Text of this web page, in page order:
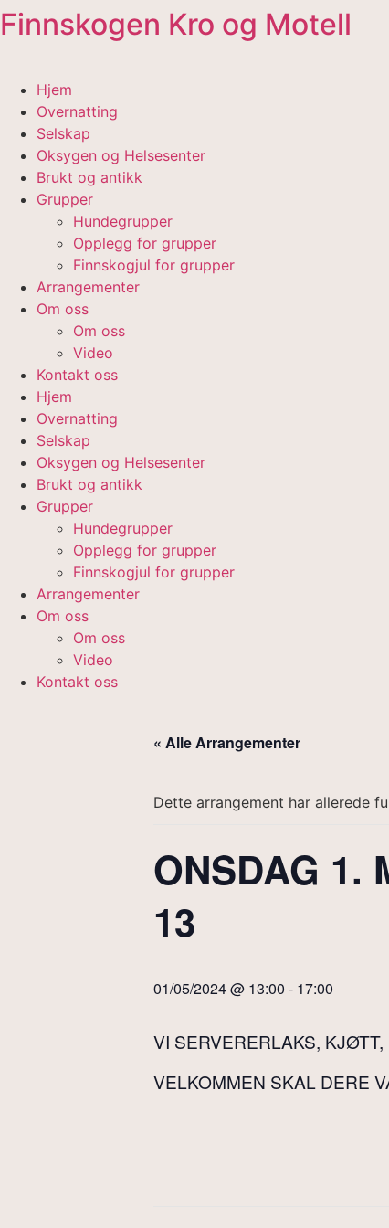
Skip
toFinnskogen Kro og Motell
Hjem
Overnatting
Selskap
Oksygen og Helsesenter
Brukt og antikk
Grupper
Hundegrupper
Opplegg for grupper
Finnskogjul for grupper
Arrangementer
Om oss
Om oss
Video
Kontakt oss
Hjem
Overnatting
Selskap
Oksygen og Helsesenter
Brukt og antikk
Grupper
Hundegrupper
Opplegg for grupper
Finnskogjul for grupper
Arrangementer
Om oss
Om oss
Video
Kontakt oss
« Alle Arrangementer
Dette arrangement har allerede
ONSDAG 1.
13
01/05/2024 @ 13:00 - 17:00
VI SERVERERLAKS, KJØTT,
VELKOMMEN SKAL DERE